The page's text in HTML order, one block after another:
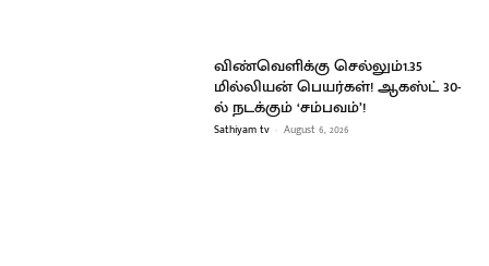
விண்வெளிக்கு செல்லும்1.35
மில்லியன் பெயர்கள்! ஆகஸ்ட் 30-
ல் நடக்கும் ‘சம்பவம்’!
Sathiyam tv - August 6, 2026